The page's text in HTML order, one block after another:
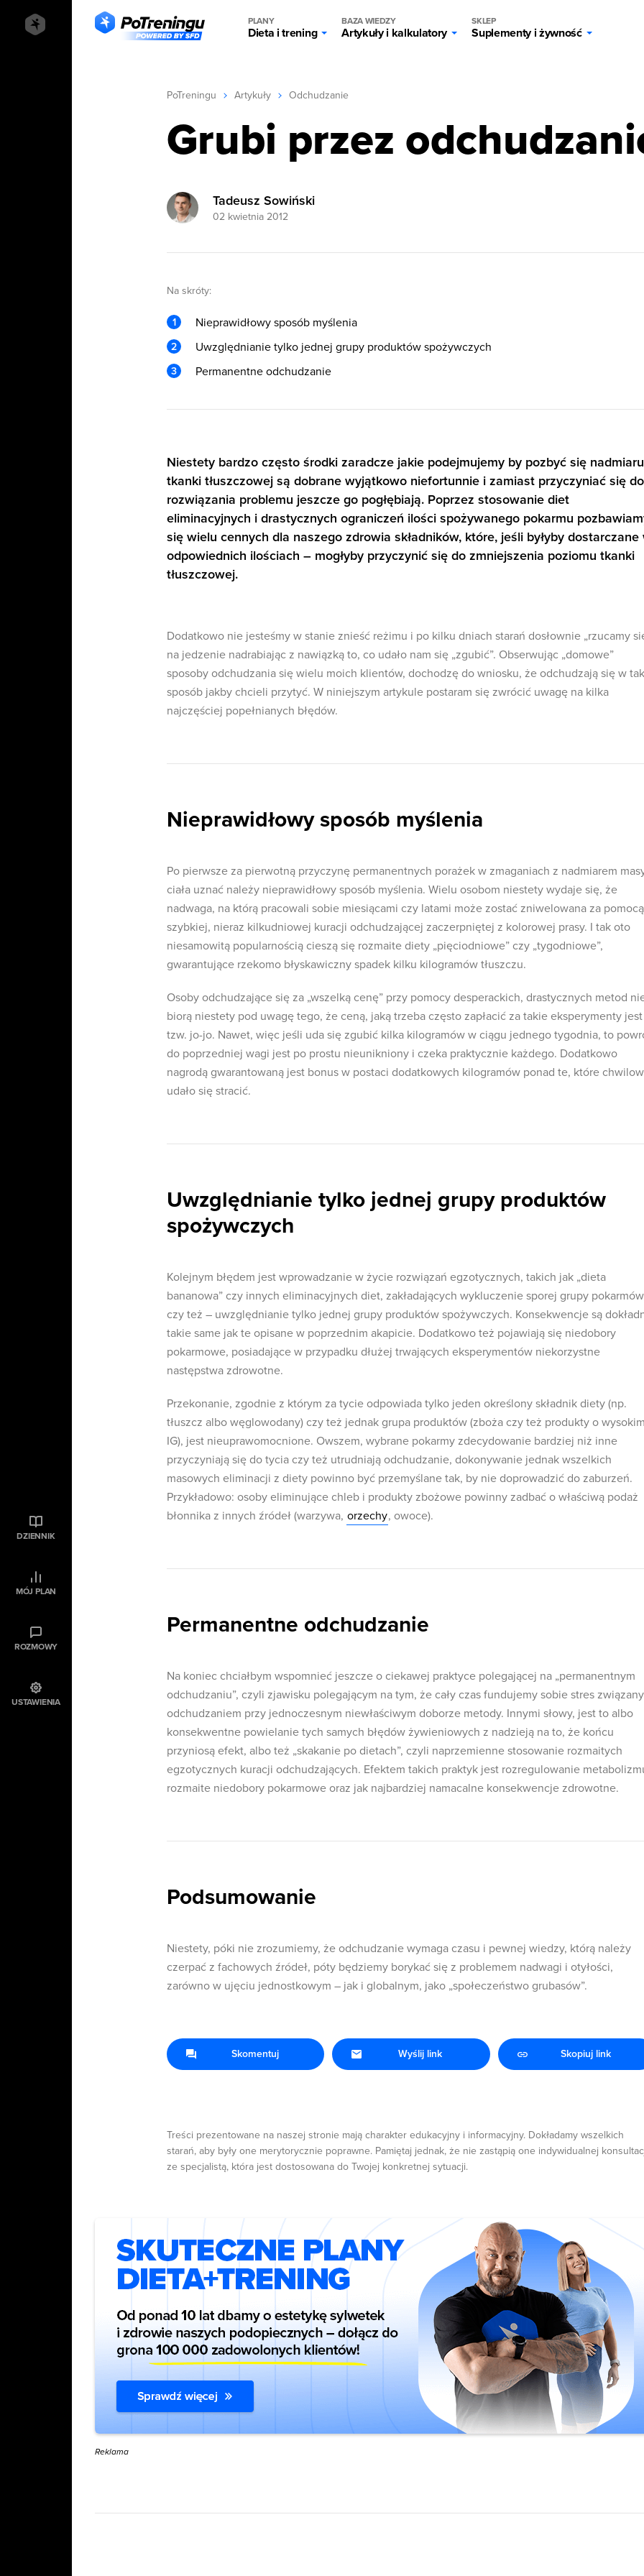
PLANY
Dieta i trening
BAZA WIEDZY
Artykuły i kalkulatory
SKLEP
Suplementy i żywność
DZIENNIK
MÓJ PLAN
ROZMOWY
USTAWIENIA
PoTreningu Artykuły Odchudzanie
Grubi przez
Tadeusz Sowiński
02 kwietnia 2012
Na skróty:
Nieprawidłowy sposób myślenia
Uwzględnianie tylko jednej grupy produktów spożywczych
Permanentne odchudzanie
Niestety bardzo często środki zaradcze jakie podejmujemy by pozbyć się nadmiaru
tkanki tłuszczowej są dobrane wyjątkowo niefortunnie i zamiast przyczyniać się do
rozwiązania problemu jeszcze go pogłębiają. Poprzez stosowanie diet
eliminacyjnych i drastycznych ograniczeń ilości spożywanego pokarmu
się wielu cennych dla naszego zdrowia składników, które, jeśli byłyby dostarczane
odpowiednich ilościach – mogłyby przyczynić się do zmniejszenia poziomu tkanki
tłuszczowej.
Dodatkowo nie jesteśmy w stanie znieść reżimu i po kilku dniach starań dosłownie „rzucamy
na jedzenie nadrabiając z nawiązką to, co udało nam się „zgubić”. Obserwując „domowe”
sposoby odchudzania się wielu moich klientów, dochodzę do wniosku, że odchudzają się w
sposób jakby chcieli przytyć. W niniejszym artykule postaram się zwrócić uwagę na kilka
najczęściej popełnianych błędów.
Nieprawidłowy sposób myślenia
Po pierwsze za pierwotną przyczynę permanentnych porażek w zmaganiach z nadmiarem
ciała uznać należy nieprawidłowy sposób myślenia. Wielu osobom niestety wydaje się, że
nadwaga, na którą pracowali sobie miesiącami czy latami może zostać zniwelowana za pomocą
szybkiej, nieraz kilkudniowej kuracji odchudzającej zaczerpniętej z kolorowej prasy. I tak oto
niesamowitą popularnością cieszą się rozmaite diety „pięciodniowe” czy „tygodniowe”,
gwarantujące rzekomo błyskawiczny spadek kilku kilogramów tłuszczu.
Osoby odchudzające się za „wszelką cenę” przy pomocy desperackich, drastycznych metod
biorą niestety pod uwagę tego, że ceną, jaką trzeba często zapłacić za takie eksperymenty jest
tzw. jo-jo. Nawet, więc jeśli uda się zgubić kilka kilogramów w ciągu jednego tygodnia, to
do poprzedniej wagi jest po prostu nieunikniony i czeka praktycznie każdego. Dodatkowo
nagrodą gwarantowaną jest bonus w postaci dodatkowych kilogramów ponad te, które
udało się stracić.
Uwzględnianie tylko jednej grupy produktów
spożywczych
Kolejnym błędem jest wprowadzanie w życie rozwiązań egzotycznych, takich jak „dieta
bananowa” czy innych eliminacyjnych diet, zakładających wykluczenie sporej grupy
czy też – uwzględnianie tylko jednej grupy produktów spożywczych. Konsekwencje są
takie same jak te opisane w poprzednim akapicie. Dodatkowo też pojawiają się niedobory
pokarmowe, posiadające w przypadku dłużej trwających eksperymentów niekorzystne
następstwa zdrowotne.
Przekonanie, zgodnie z którym za tycie odpowiada tylko jeden określony składnik diety (np.
tłuszcz albo węglowodany) czy też jednak grupa produktów (zboża czy też produkty o
IG), jest nieuprawomocnione. Owszem, wybrane pokarmy zdecydowanie bardziej niż inne
przyczyniają się do tycia czy też utrudniają odchudzanie, dokonywanie jednak wszelkich
masowych eliminacji z diety powinno być przemyślane tak, by nie doprowadzić do zaburzeń.
Przykładowo: osoby eliminujące chleb i produkty zbożowe powinny zadbać o właściwą podaż
błonnika z innych źródeł (warzywa, orzechy, owoce).
Permanentne odchudzanie
Na koniec chciałbym wspomnieć jeszcze o ciekawej praktyce polegającej na „permanentnym
odchudzaniu”, czyli zjawisku polegającym na tym, że cały czas fundujemy sobie stres
odchudzaniem przy jednoczesnym niewłaściwym doborze metody. Innymi słowy, jest to albo
konsekwentne powielanie tych samych błędów żywieniowych z nadzieją na to, że końcu
przyniosą efekt, albo też „skakanie po dietach”, czyli naprzemienne stosowanie rozmaitych
egzotycznych kuracji odchudzających. Efektem takich praktyk jest rozregulowanie
rozmaite niedobory pokarmowe oraz jak najbardziej namacalne konsekwencje zdrowotne.
Podsumowanie
Niestety, póki nie zrozumiemy, że odchudzanie wymaga czasu i pewnej wiedzy, którą należy
czerpać z fachowych źródeł, póty będziemy borykać się z problemem nadwagi i otyłości,
zarówno w ujęciu jednostkowym – jak i globalnym, jako „społeczeństwo grubasów”.
Treści prezentowane na naszej stronie mają charakter edukacyjny i informacyjny. Dokładamy wszelkich
starań, aby były one merytorycznie poprawne. Pamiętaj jednak, że nie zastąpią one indywidualnej
ze specjalistą, która jest dostosowana do Twojej konkretnej sytuacji.
Skomentuj Wyślij link Skopiuj link
Reklama